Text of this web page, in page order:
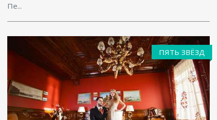
Пе...
ПЯТЬ ЗВЁЗД